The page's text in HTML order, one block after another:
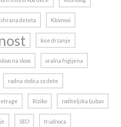
ishrana deteta Klovnovi
lose drzanje
na slovo oralna higijena
radna stolica za dete
Riziko roditeljska ljubav
SEO trudnoća